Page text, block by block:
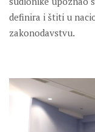
definira i štiti u
zakonodavstvu.